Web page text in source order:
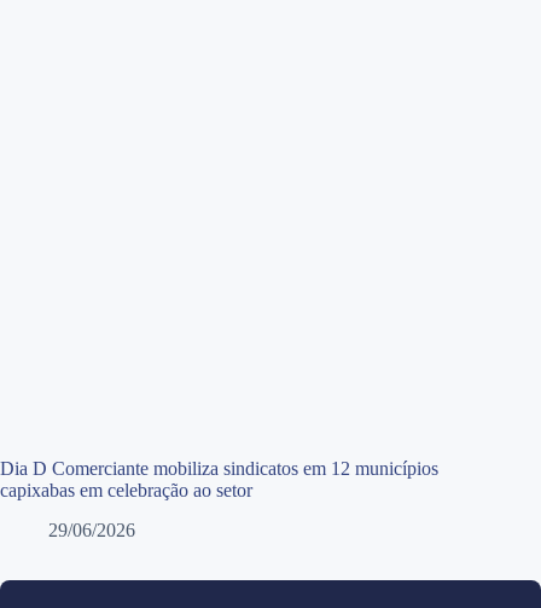
Dia D Comerciante mobiliza sindicatos em 12 municípios
capixabas em celebração ao setor
29/06/2026